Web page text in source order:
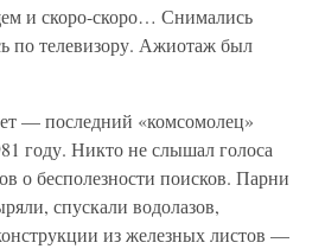
и скоро-скоро… Снимались
по телевизору. Ажиотаж был
— последний «комсомолец»
году. Никто не слышал голоса
о бесполезности поисков. Парни
спускали водолазов,
из железных листов —